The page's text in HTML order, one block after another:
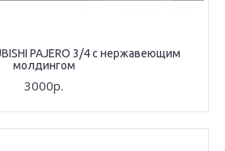
PAJERO 3/4 с нержавеющим
молдингом
3000р.